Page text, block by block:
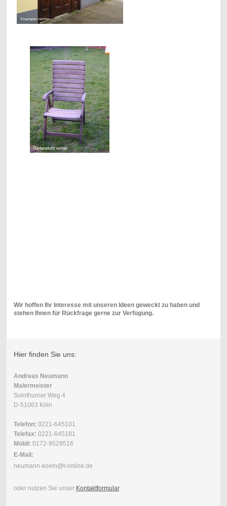
Wir hoffen Ihr Interesse mit unseren Ideen geweckt zu haben und
stehen Ihnen für Rückfrage gerne zur Verfügung.
Hier finden Sie uns:
Andreas Neumann
Malermeister
Solothurner Weg 4
D-51063 Köln
Telefon: 0221-645101
Telefax: 0221-645181
Mobil: 0172-9529516
E-Mail:
neumann-koeln@t-online.de
oder nutzen Sie unser Kontaktformular.